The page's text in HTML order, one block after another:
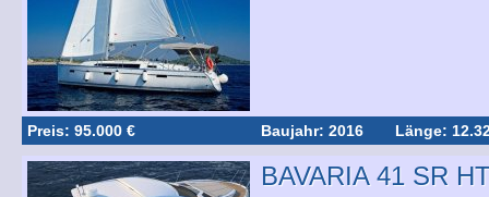
Preis: 95.000 € Baujahr: 2016 Länge:
BAVARIA 41 SR